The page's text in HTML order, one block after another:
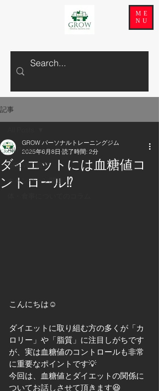
ME
NU
記事
All Posts
GROWの日常
キャンペーン関連
ダイエットには血糖値コ
ントロール⁉️
GROW パーソナルトレーニングジム
2025年6月8日 読了時間: 2分
こんにちは☺️
ダイエットに取り組む方の多くが「カ
ロリー」や「脂質」に注目しがちです
が、実は血糖値のコントロールも非常
に重要なポイントです💡
今回は、血糖値とダイエットの関係に
ついてお話しさせて頂きます😆